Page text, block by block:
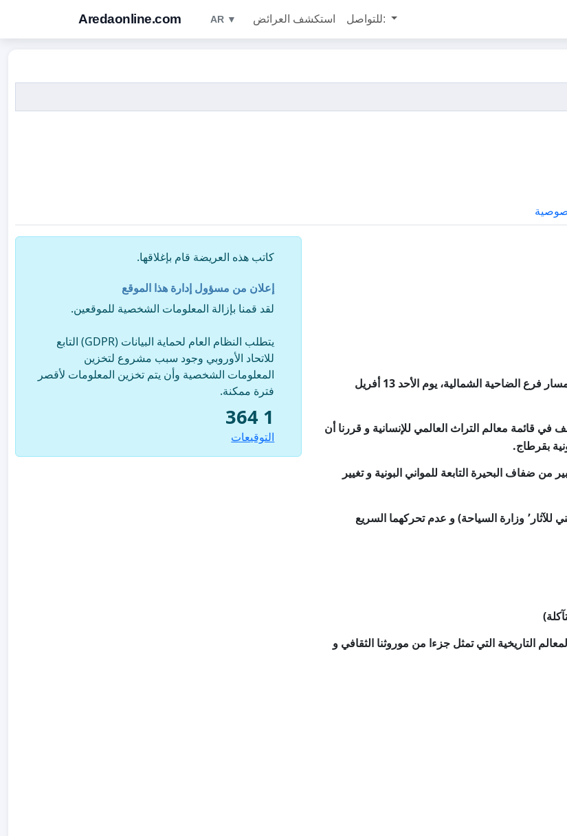
Aredaonline.com AR ▼ استكشف العرائض للتواصل:
13 أفريل
في قائمة معالم التراث العالمي للإنسانية و قررنا أن
بقرطاج.
من ضفاف البحيرة التابعة للمواني البونية و تغيير
للآثار ٬ وزارة السياحة ) و عدم تحركهما السريع
)
التاريخية التي تمثل جزءا من موروثنا الثقافي و
كاتب هذه العريضة قام بإغلاقها.
إعلان من مسؤول إدارة هذا الموقع
لقد قمنا بإزالة المعلومات الشخصية للموقعين.
يتطلب النظام العام لحماية البيانات (GDPR) التابع
للاتحاد الأوروبي وجود سبب مشروع لتخزين
المعلومات الشخصية وأن يتم تخزين المعلومات لأقصر
فترة ممكنة.
1 364
التوقيعات